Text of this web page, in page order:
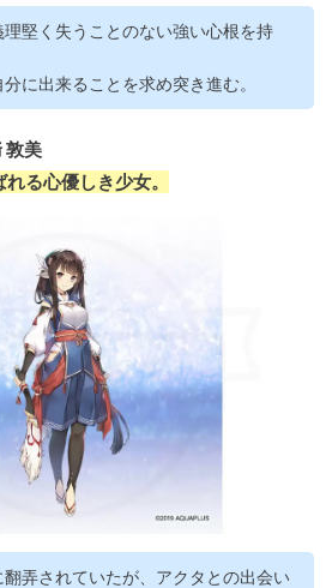
堅く失うことのない強い心根を持
に出来ることを求め突き進む。
敦美
る心優しき少女。
弄されていたが、アクタとの出会い